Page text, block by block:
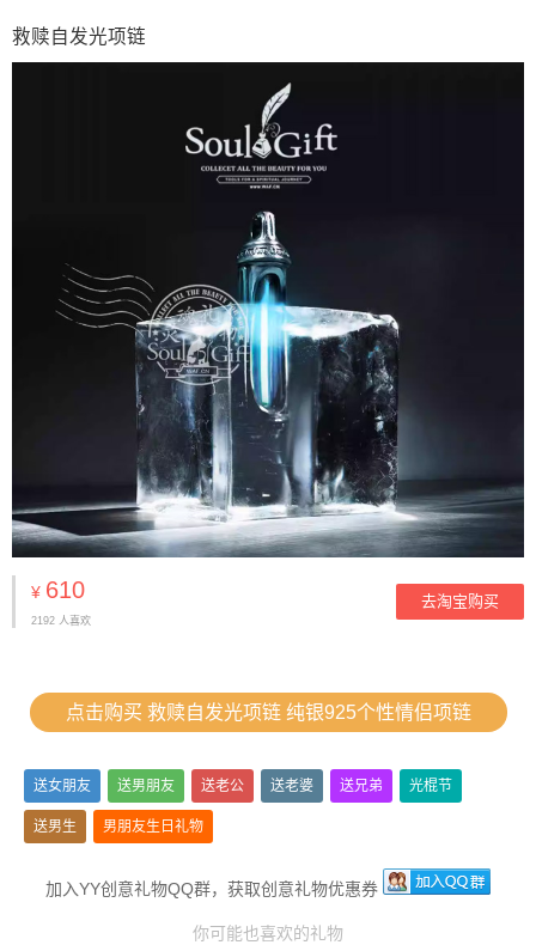
救赎自发光项链
¥ 610
2192 人喜欢
去淘宝购买
点击购买 救赎自发光项链 纯银925个性情侣项链
送女朋友 送男朋友 送老公 送老婆 送兄弟 光棍节
送男生 男朋友生日礼物
加入YY创意礼物QQ群，获取创意礼物优惠券
你可能也喜欢的礼物